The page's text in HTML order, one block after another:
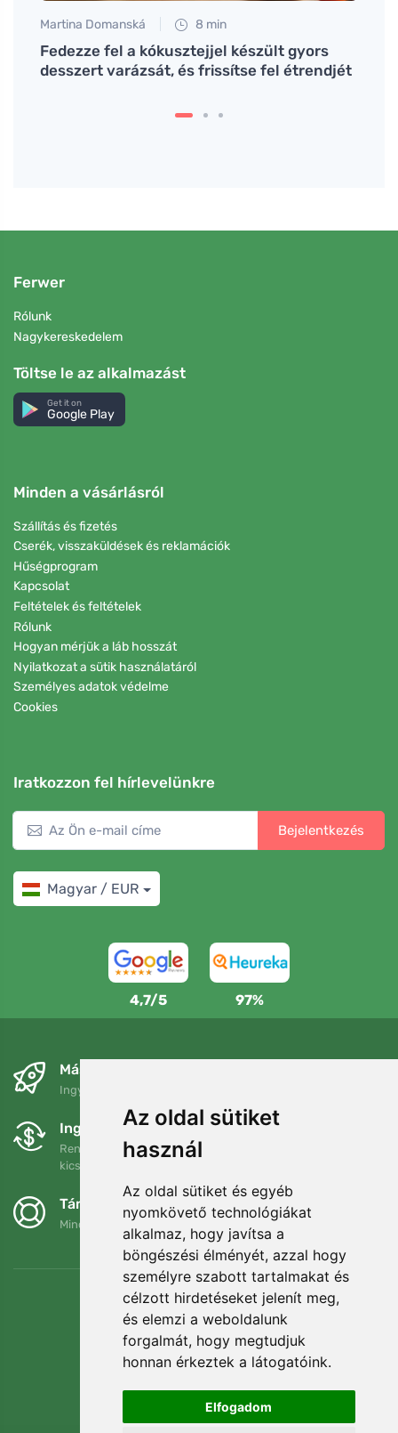
Az oldal sütiket
használ
Az oldal sütiket és egyéb
nyomkövető technológiákat
alkalmaz, hogy javítsa a
böngészési élményét, azzal hogy
személyre szabott tartalmakat és
célzott hirdetéseket jelenít meg,
és elemzi a weboldalunk
forgalmát, hogy megtudjuk
honnan érkeztek a látogatóink.
Elfogadom
Martina Domanská 8 min
Fedezze fel a kókusztejjel készült gyors
desszert varázsát, és frissítse fel étrendjét
Ferwer
Rólunk
Nagykereskedelem
Töltse le az alkalmazást
Get it on
Google Play
Minden a vásárlásról
Szállítás és fizetés
Cserék, visszaküldések és reklamációk
Hűségprogram
Kapcsolat
Feltételek és feltételek
Rólunk
Hogyan mérjük a láb hosszát
Nyilatkozat a sütik használatáról
Személyes adatok védelme
Cookies
Iratkozzon fel hírlevelünkre
Bejelentkezés
Magyar / EUR
4,7/5 97%
Másnapra és ingyenesen
Ingyenes szállítás a következő összeg felett: 80 EUR
Ingyenes csere és visszaküldés
Rendelését 90 napon belül bármikor visszaküldheti vagy
kicserélheti.
Támogatjuk a Trees.org-ot
Minden megrendelésért ültetünk egy fát! Bővebben